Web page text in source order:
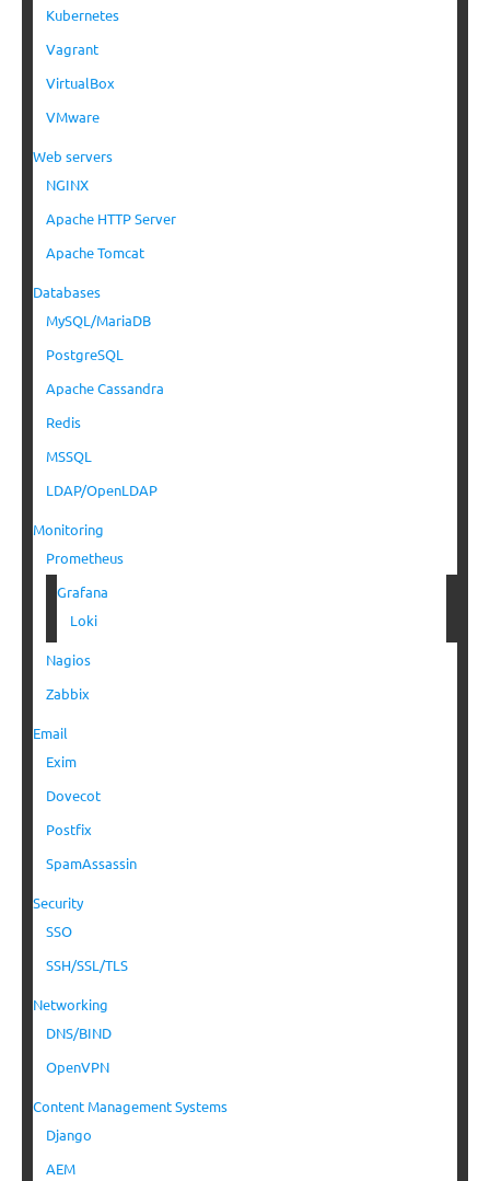
Kubernetes
Vagrant
VirtualBox
VMware
Web servers
NGINX
Apache HTTP Server
Apache Tomcat
Databases
MySQL/MariaDB
PostgreSQL
Apache Cassandra
Redis
MSSQL
LDAP/OpenLDAP
Monitoring
Prometheus
Grafana
Loki
Nagios
Zabbix
Email
Exim
Dovecot
Postfix
SpamAssassin
Security
SSO
SSH/SSL/TLS
Networking
DNS/BIND
OpenVPN
Content Management Systems
Django
AEM